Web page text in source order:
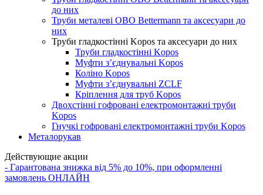
до них
Труби металеві OBO Bettermann та аксесуари до
них
Труби гладкостінні Kopos та аксесуари до них
Труби гладкостінні Kopos
Муфти з’єднувальні Kopos
Коліно Kopos
Муфти з’єднувальні ZCLF
Кріплення для труб Kopos
Двохстінні гофровані електромонтажні труби
Kopos
Гнучкі гофровані електромонтажні труби Kopos
Металорукав
Действующие акции
- Гарантована знижка від 5% до 10%, при оформленні
замовлень ОНЛАЙН